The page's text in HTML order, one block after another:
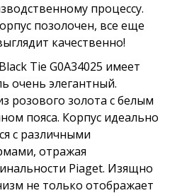
процессу.
позолочен, все еще
качественно!
Tie G0A34025 имеет
очень элегантный.
розового золота с белым
пояса. Корпус идеально
с различными
отражая
Piaget. Изящно
не только отображает